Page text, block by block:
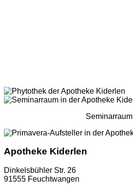
Seminarraum
Apotheke Kiderlen
Dinkelsbühler Str. 26
91555 Feuchtwangen